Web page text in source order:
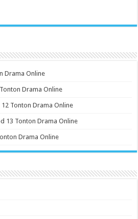
Drama Online
Drama Online
Tonton Drama Online
13 Tonton Drama Online
Drama Online